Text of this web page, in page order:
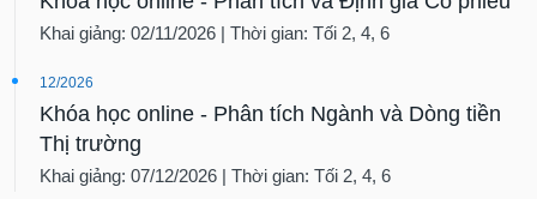
Khai giảng: 02/11/2026 | Thời gian: Tối 2, 4, 6
12/2026
Khóa học online - Phân tích Ngành và Dòng tiền
Thị trường
Khai giảng: 07/12/2026 | Thời gian: Tối 2, 4, 6